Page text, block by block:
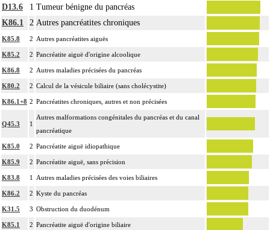
D13.6
1 Tumeur bénigne du pancréas
K86.1
2 Autres pancréatites chroniques
K85.8 2 Autres pancréatites aiguës
K85.2 2 Pancréatite aiguë d'origine alcoolique
K86.8 2 Autres maladies précisées du pancréas
K80.2 2 Calcul de la vésicule biliaire (sans cholécystite)
K86.1+8 2 Pancréatites chroniques, autres et non précisées
Q45.3 1
Autres malformations congénitales du pancréas et du canal
pancréatique
K85.0 2 Pancréatite aiguë idiopathique
K85.9 2 Pancréatite aiguë, sans précision
K83.8 1 Autres maladies précisées des voies biliaires
K86.2 2 Kyste du pancréas
K31.5 3 Obstruction du duodénum
K85.1 2 Pancréatite aiguë d'origine biliaire